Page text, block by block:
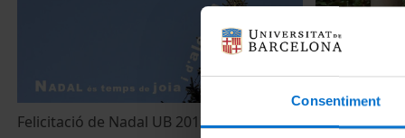
Consentiment
Felicitació de Nadal UB 2013
Nou sistema